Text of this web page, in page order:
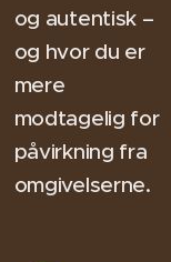
og autentisk –
og hvor du er
mere
modtagelig for
påvirkning fra
omgivelserne.